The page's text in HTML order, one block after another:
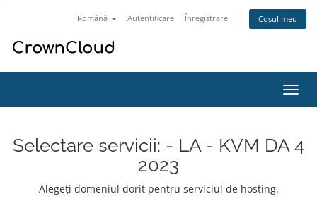
Română Autentificare Înregistrare Coșul meu
Selectare servicii: - LA - KVM DA 4
2023
Alegeți domeniul dorit pentru serviciul de hosting.